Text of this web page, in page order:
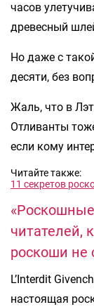
часов
древесный
Но даже с
десяти, без
Жаль, что в
Отливанты
если кому
Читайте также:
11 секретов
читателей,
роскоши не
L’Interdit
настоящая